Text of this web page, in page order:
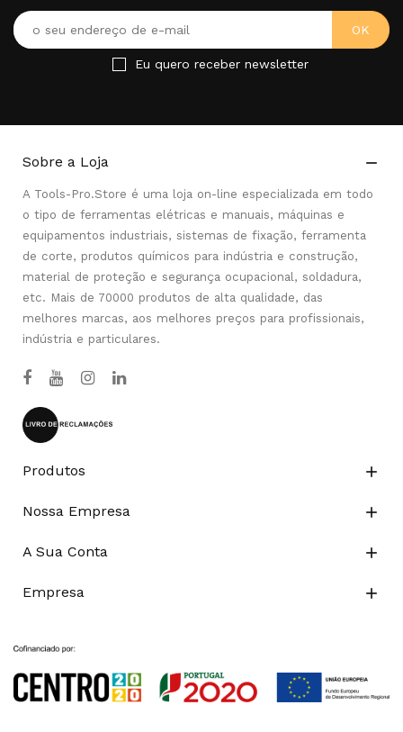
Eu quero receber newsletter
Sobre a Loja 
A Tools-Pro.Store é uma loja on-line especializada em todo
o tipo de ferramentas elétricas e manuais, máquinas e
equipamentos industriais, sistemas de fixação, ferramenta
de corte, produtos químicos para indústria e construção,
material de proteção e segurança ocupacional, soldadura,
etc. Mais de 70000 produtos de alta qualidade, das
melhores marcas, aos melhores preços para profissionais,
indústria e particulares.
Produtos 
Nossa Empresa 
A Sua Conta 
Empresa 